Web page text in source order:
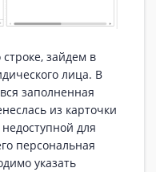
зайдем в
лица. В
заполненная
из карточки
для
персональная
указать